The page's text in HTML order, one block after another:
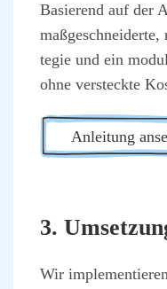
Basie­rend auf der
te­gie und ein
ohne ver­steck­te
Anlei­tung
3.
Wir